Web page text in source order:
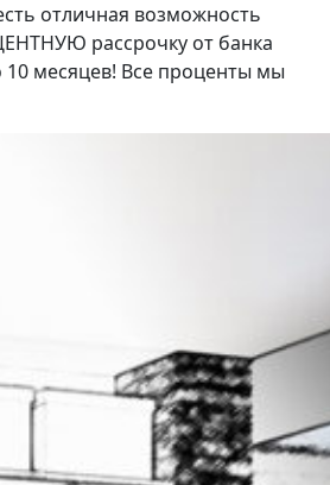
отличная возможность
рассрочку от банка
10 месяцев! Все проценты мы